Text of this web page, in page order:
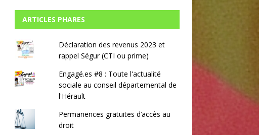
ARTICLES PHARES
Déclaration des revenus 2023 et
rappel Ségur (CTI ou prime)
Engagé.es #8 : Toute l'actualité
sociale au conseil départemental de
l'Hérault
Permanences gratuites d’accès au
droit